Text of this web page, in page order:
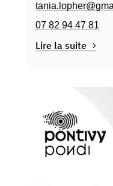
07 82 94 47 81
Lire la suite